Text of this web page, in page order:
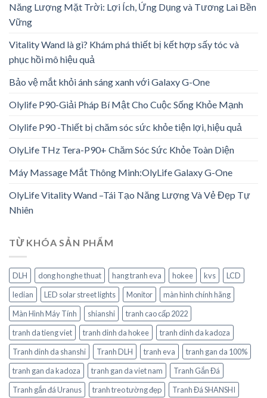
Năng Lượng Mặt Trời: Lợi Ích, Ứng Dụng và Tương Lai Bền
Vững
Vitality Wand là gì? Khám phá thiết bị kết hợp sấy tóc và
phục hồi mô hiệu quả
Bảo vệ mắt khỏi ánh sáng xanh với Galaxy G-One
Olylife P90-Giải Pháp Bí Mật Cho Cuộc Sống Khỏe Mạnh
Olylife P90 -Thiết bị chăm sóc sức khỏe tiện lợi, hiệu quả
OlyLife THz Tera-P90+ Chăm Sóc Sức Khỏe Toàn Diện
Máy Massage Mắt Thông Minh:OlyLife Galaxy G-One
OlyLife Vitality Wand –Tái Tạo Năng Lượng Và Vẻ Đẹp Tự
Nhiên
TỪ KHÓA SẢN PHẨM
DLH dong ho nghe thuat hang tranh eva hokee kvs
LCD
ledian
LED solar street lights Monitor
màn hình chính hãng
Màn Hình Máy Tính
shianshi
tranh cao cấp 2022
tranh da tieng viet
tranh dinh da hokee
tranh dinh da kadoza
Tranh dinh da shanshi
Tranh DLH tranh eva
tranh gan da 100%
tranh gan da kadoza
tranh gan da viet nam
Tranh Gắn Đá
Tranh gắn đá Uranus
tranh treo tường đẹp
Tranh Đá SHANSHI